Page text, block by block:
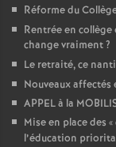
Réforme du
Rentrée en
change vraiment?
Le retraité, ce nanti
Nouveaux affectés
APPEL à la
Mise en place des «
l’éducation